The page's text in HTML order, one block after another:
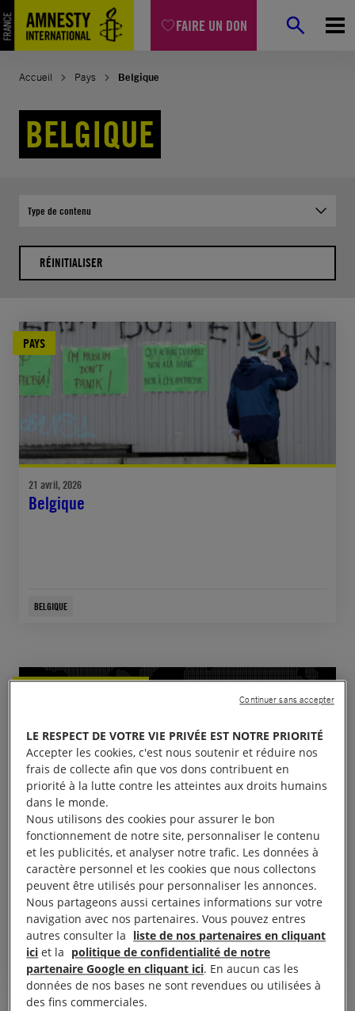
FAIRE UN DON
Aller
au
contenu
Accueil Pays Belgique
BELGIQUE
Type de contenu
RÉINITIALISER
PAYS
21 avril, 2026
Belgique
BELGIQUE
3 juin, 2026
Belgique. Amnesty International se joint à la
plainte déposée contre FedEx pour des cas
de transit illégal d’armes vers Israël
BELGIQUE
JUSTICE INTERNATIONALE
RESPECT DU DROIT INTERNATIONAL HUMANITAIRE
LE RESPECT DE VOTRE VIE PRIVÉE EST NOTRE PRIORITÉ
Accepter les cookies, c'est nous soutenir et réduire nos
frais de collecte afin que vos dons contribuent en
priorité à la lutte contre les atteintes aux droits humains
dans le monde.
Nous utilisons des cookies pour assurer le bon
fonctionnement de notre site, personnaliser le contenu
et les publicités, et analyser notre trafic. Les données à
caractère personnel et les cookies que nous collectons
peuvent être utilisés pour personnaliser les annonces.
Nous partageons aussi certaines informations sur votre
navigation avec nos partenaires. Vous pouvez entres
autres consulter la liste de nos partenaires en cliquant
ici et la politique de confidentialité de notre
partenaire Google en cliquant ici. En aucun cas les
données de nos bases ne sont revendues ou utilisées à
des fins commerciales.
Continuer sans accepter